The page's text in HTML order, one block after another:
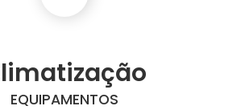
EQUIPAMENTOS